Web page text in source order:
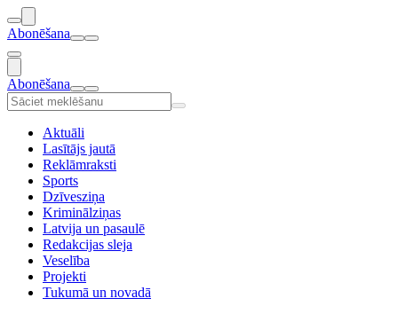
Abonēšana
Abonēšana
Aktuāli
Lasītājs jautā
Reklāmraksti
Sports
Dzīvesziņa
Kriminālziņas
Latvija un pasaulē
Redakcijas sleja
Veselība
Projekti
Tukumā un novadā